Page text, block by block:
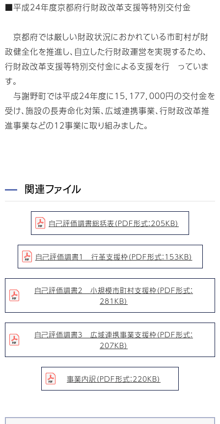
■平成２４年度京都府行財政改革支援等特別交付金
京都府では厳しい財政状況におかれている市町村が財
政健全化を推進し、自立した行財政運営を実現するため、
行財政改革支援等特別交付金による支援を行 っていま
す。
与謝野町では平成２４年度に１５，１７７，０００円の交付金を
受け、施設の長寿命化対策、広域連携事業、行財政改革推
進事業などの１２事業に取り組みました。
関連ファイル
自己評価調書総括表（PDF形式：205KB）
自己評価調書１ 行革支援枠（PDF形式：153KB）
自己評価調書２ 小規模市町村支援枠（PDF形式：
281KB）
自己評価調書３ 広域連携事業支援枠（PDF形式：
207KB）
事業内訳（PDF形式：220KB）